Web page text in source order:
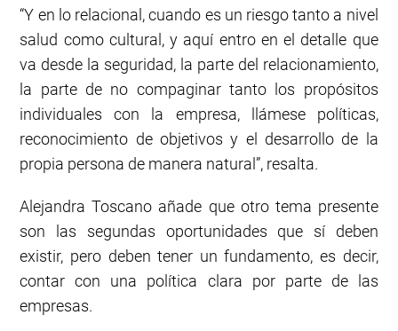
“Y en lo relacional, cuando es un riesgo tanto a nivel
salud como cultural, y aquí entro en el detalle que
va desde la seguridad, la parte del relacionamiento,
la parte de no compaginar tanto los propósitos
individuales con la empresa, llámese políticas,
reconocimiento de objetivos y el desarrollo de la
propia persona de manera natural”, resalta.
Alejandra Toscano añade que otro tema presente
son las segundas oportunidades que sí deben
existir, pero deben tener un fundamento, es decir,
contar con una política clara por parte de las
empresas.